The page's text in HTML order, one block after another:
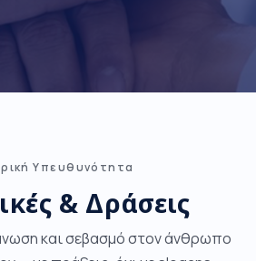
Υπευθυνότητα
& Δράσεις
και σεβασμό στον άνθρωπο